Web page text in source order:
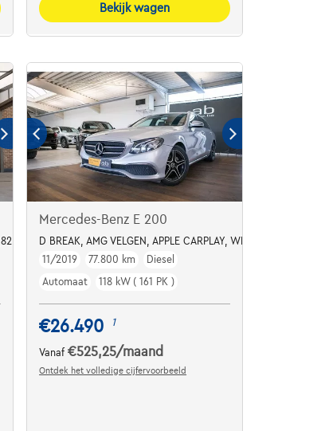
Bekijk wagen
SYSTEM*
NETTO / CARPLAY / CAMERA / DAB
Mercedes-Benz E 200
D BREAK, AMG VELGEN, APPLE CARPLAY, WIDESCREEN,
11/2019
77.800 km
Diesel
Automaat
118 kW ( 161 PK )
€26.490 1
Vanaf€525,25/maand
Ontdek het volledige cijfervoorbeeld